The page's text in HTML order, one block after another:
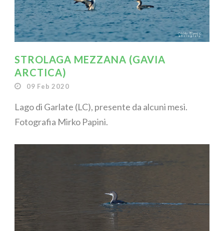
STROLAGA MEZZANA (GAVIA
ARCTICA)
09 Feb 2020
Lago di Garlate (LC), presente da alcuni mesi.
Fotografia Mirko Papini.